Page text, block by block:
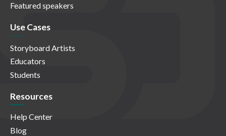
Featured speakers
Use Cases
Storyboard Artists
Educators
Students
Resources
Help Center
Blog